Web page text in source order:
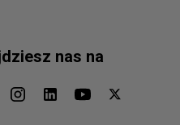
nas na